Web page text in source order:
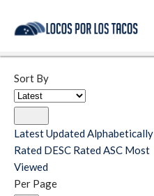
Sort By
LatestUpdatedAlphabetically
Rated DESC Rated ASC Most
Viewed
Per Page